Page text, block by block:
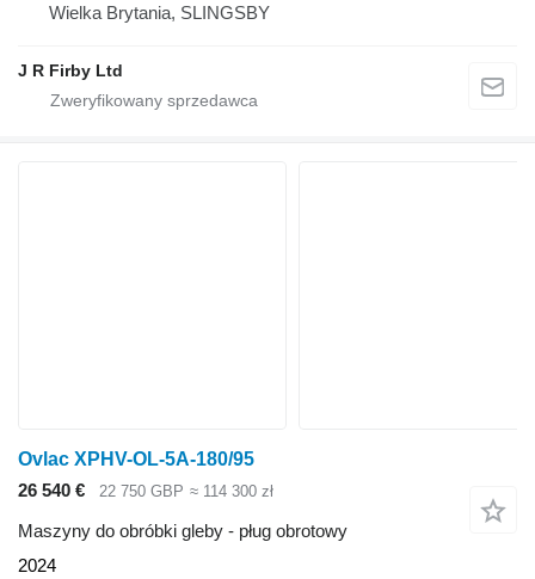
Wielka Brytania, SLINGSBY
J R Firby Ltd
Ovlac XPHV-OL-5A-180/95
26 540 €
22 750 GBP ≈ 114 300 zł
Maszyny do obróbki gleby - pług obrotowy
2024